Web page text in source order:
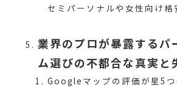
セミパーソナルや女性向け格
業界のプロが暴露するパ
ム選びの不都合な真実と
Googleマップの評価が星5